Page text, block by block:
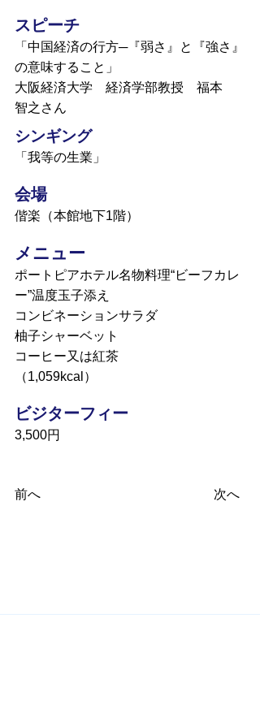
スピーチ
「中国経済の行方─『弱さ』と『強さ』
の意味すること」
大阪経済大学 経済学部教授 福本
智之さん
シンギング
「我等の生業」
会場
偕楽（本館地下1階）
メニュー
ポートピアホテル名物料理“ビーフカレ
ー”温度玉子添え
コンビネーションサラダ
柚子シャーベット
コーヒー又は紅茶
（1,059kcal）
ビジターフィー
3,500円
前へ 次へ